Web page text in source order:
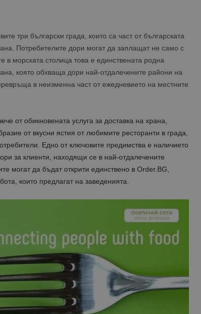
три български града, които са част от българската
Потребителите дори могат да заплащат не само с
в морската столица това е единствената родна
която обхваща дори най-отдалечените райони на
в неизменна част от ежедневието на местните
от обикновената услуга за доставка на храна,
от вкусни ястия от любимите ресторанти в града,
Едно от ключовите предимства е наличието
за клиенти, находящи се в най-отдалечените
могат да бъдат открити единствено в Order.BG,
които предлагат на заведенията.